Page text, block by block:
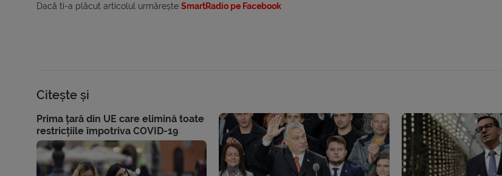
Dacă ti-a plăcut articolul urmărește SmartRadio pe Facebook
Citește și
Prima țară din UE care elimină toate
restricțiile împotriva COVID-19